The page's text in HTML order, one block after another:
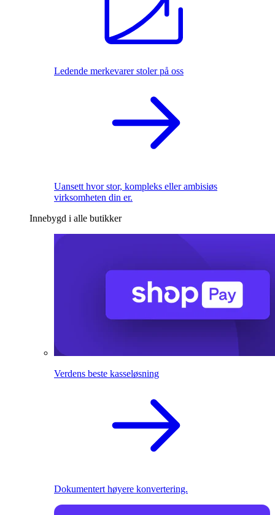
Ledende merkevarer stoler på oss
Uansett hvor stor, kompleks eller ambisiøs
virksomheten din er.
Innebygd i alle butikker
Verdens beste kasseløsning
Dokumentert høyere konvertering.